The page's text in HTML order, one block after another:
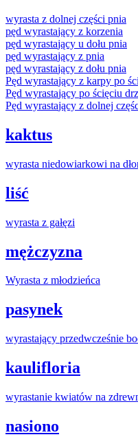
wyrasta z dolnej części pnia
pęd wyrastający z korzenia
pęd wyrastający u dołu pnia
pęd wyrastający z pnia
pęd wyrastający z dołu pnia
Pęd wyrastający z karpy po
Pęd wyrastający po ścięciu
Pęd wyrastający z dolnej
kaktus
wyrasta niedowiarkowi na
liść
wyrasta z gałęzi
mężczyzna
Wyrasta z młodzieńca
pasynek
wyrastający przedwcześnie
kaulifloria
wyrastanie kwiatów na
nasiono